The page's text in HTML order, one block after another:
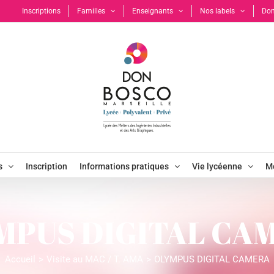
Inscriptions Familles Enseignants Nos labels
Inscription Informations pratiques Vie lycéenne
DIGITAL
Accueil Visite au MAC / T. AMA OLYMPUS DIGITAL CAMERA